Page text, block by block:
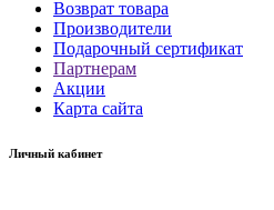
Возврат товара
Производители
Подарочный сертификат
Партнерам
Акции
Карта сайта
Личный кабинет